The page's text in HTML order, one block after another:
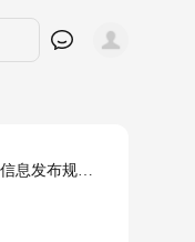
《微信视频号视频营销信息发布规范》